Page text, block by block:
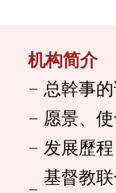
机构简介
总幹事
愿景、
发展歷程
基督教